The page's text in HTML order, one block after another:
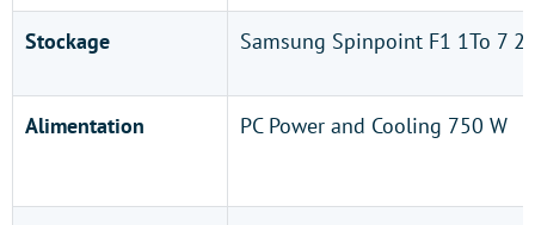
Stockage Samsung Spinpoint F1 1To 7
Alimentation PC Power and Cooling 750 W